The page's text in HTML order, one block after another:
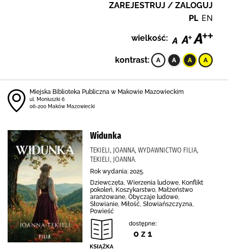
ZAREJESTRUJ / ZALOGUJ
PL EN
wielkość:
kontrast:
Miejska Biblioteka Publiczna w Makowie Mazowieckim
ul. Moniuszki 6
06-200 Maków Mazowiecki
Widunka
TEKIELI, JOANNA, WYDAWNICTWO FILIA,
TEKIELI, JOANNA.
Rok wydania: 2025.
Dziewczęta, Wierzenia ludowe, Konflikt
pokoleń, Koszykarstwo, Małżeństwo
aranżowane, Obyczaje ludowe,
Słowianie, Miłość, Słowiańszczyzna,
Powieść
dostępne:
0 z 1